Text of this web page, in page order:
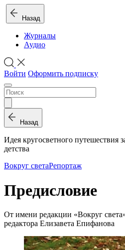
Назад
Журналы
Аудио
Войти Оформить подписку
Назад
Идея кругосветного путешествия
детства
Вокруг светаРепортаж
Предисловие
От имени редакции «Вокруг
редактора Елизавета Епифанова